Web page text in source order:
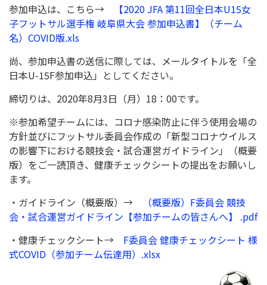
参加申込は、こちら→
【2020 JFA 第11回全日本U15女
子フットサル選手権 岐阜県大会 参加申込書】（チーム
名）COVID版.xls
尚、参加申込書の送信に際しては、メールタイトルを「全
日本U-15F参加申込」としてください。
締切りは、2020年8月3日（月）18：00です。
※参加希望チームには、コロナ感染防止に伴う使用会場の
方針並びにフットサル委員会作成の「新型コロナウイルス
の影響下における競技会・試合運営ガイドライン」（概要
版）をご一読頂き、健康チェックシートの提出をお願いし
ます。
・ガイドライン（概要版）→
（概要版）F委員会 競技
会・試合運営ガイドライン【参加チームの皆さんへ】 .pdf
・健康チェックシート→ F委員会 健康チェックシート 様
式COVID（参加チーム伝達用）.xlsx